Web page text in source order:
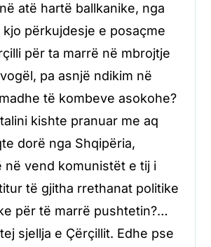
atë hartë ballkanike, nga
përkujdesje e posaçme
për ta marrë në mbrojtje
pa asnjë ndikim në
të kombeve asokohe?
kishte pranuar me aq
dorë nga Shqipëria,
në vend komunistët e tij i
të gjitha rrethanat politike
për të marrë pushtetin?…
sjellja e Çërçillit. Edhe pse